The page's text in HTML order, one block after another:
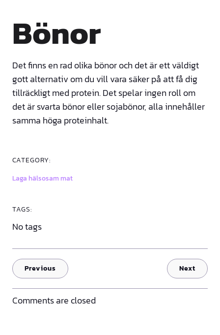
Bönor
Det finns en rad olika bönor och det är ett väldigt
gott alternativ om du vill vara säker på att få dig
tillräckligt med protein. Det spelar ingen roll om
det är svarta bönor eller sojabönor, alla innehåller
samma höga proteinhalt.
CATEGORY:
Laga hälsosam mat
TAGS:
No tags
Previous Next
Comments are closed